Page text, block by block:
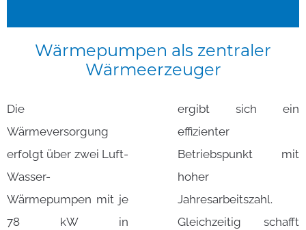
Wärmepumpen als zentraler
Wärmeerzeuger
Die
Wärmeversorgung
erfolgt über zwei Luft-
Wasser-
Wärmepumpen mit je
78 kW in
ergibt sich ein
effizienter
Betriebspunkt mit
hoher
Jahresarbeitszahl.
Gleichzeitig schafft